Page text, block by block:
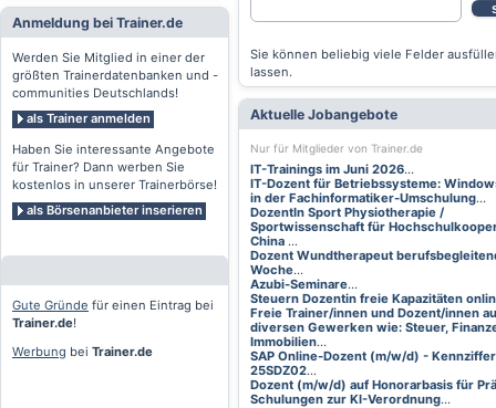
Anmeldung bei Trainer.de
Werden Sie Mitglied in einer der
größten Trainerdatenbanken und -
communities Deutschlands!
als Trainer anmelden
Haben Sie interessante Angebote
für Trainer? Dann werben Sie
kostenlos in unserer Trainerbörse!
als Börsenanbieter inserieren
Gute Gründe für einen Eintrag bei
Trainer.de!
Werbung bei Trainer.de
Sie können beliebig viele Felder
lassen.
Aktuelle Jobangebote
Nur für Mitglieder von Trainer.de
IT-Trainings im Juni 2026...
IT-Dozent für Betriebssysteme:
in der Fachinformatiker-Umschulung...
DozentIn Sport Physiotherapie /
Sportwissenschaft für
China ...
Dozent Wundtherapeut
Woche...
Azubi-Seminare...
Steuern Dozentin freie Kapazitäten
Freie Trainer/innen und Dozent/innen
diversen Gewerken wie: Steuer,
Immobilien...
SAP Online-Dozent (m/w/d) -
25SDZ02...
Dozent (m/w/d) auf Honorarbasis für
Schulungen zur KI-Verordnung...